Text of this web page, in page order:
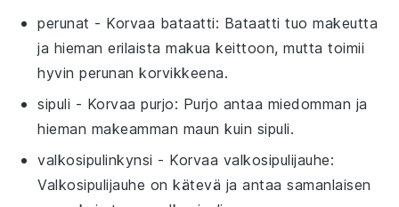
perunat - Korvaa bataatti: Bataatti tuo makeutta
ja hieman erilaista makua keittoon, mutta toimii
hyvin perunan korvikkeena.
sipuli - Korvaapurjo: Purjo antaa miedomman ja
hieman makeamman maun kuin sipuli.
valkosipulinkynsi - Korvaa valkosipulijauhe:
Valkosipulijauhe on kätevä ja antaa samanlaisen